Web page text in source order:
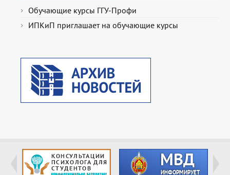
Обучающие курсы ГГУ-Профи
ИПКиП приглашает на обучающие курсы